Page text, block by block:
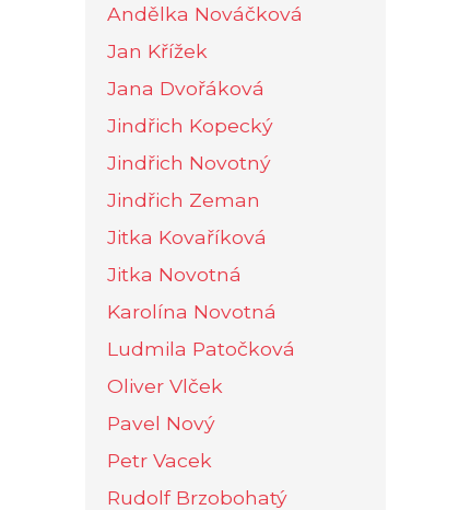
Andělka Nováčková
Jan Křížek
Jana Dvořáková
Jindřich Kopecký
Jindřich Novotný
Jindřich Zeman
Jitka Kovaříková
Jitka Novotná
Karolína Novotná
Ludmila Patočková
Oliver Vlček
Pavel Nový
Petr Vacek
Rudolf Brzobohatý